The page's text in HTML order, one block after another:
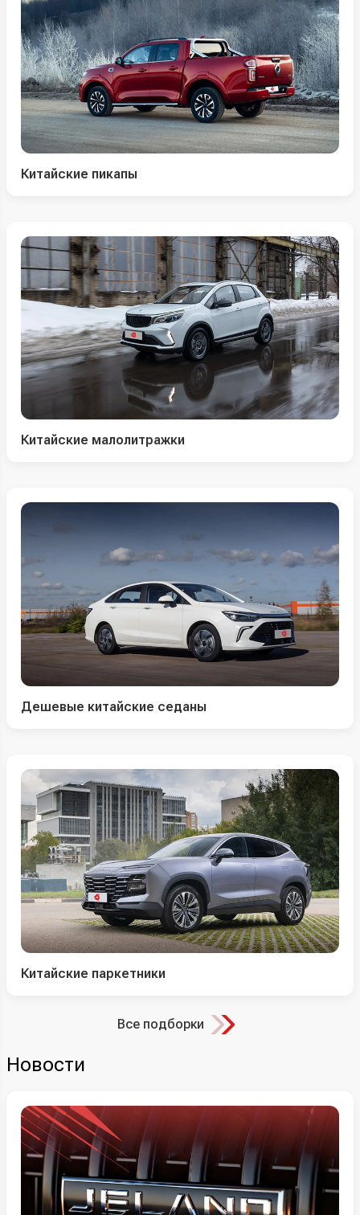
Китайские пикапы
Китайские малолитражки
Дешевые китайские седаны
Китайские паркетники
Все подборки
Новости